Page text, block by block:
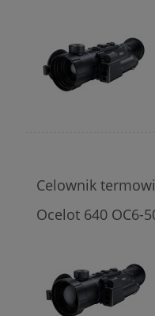
Celownik
Ocelot 640 OC6-